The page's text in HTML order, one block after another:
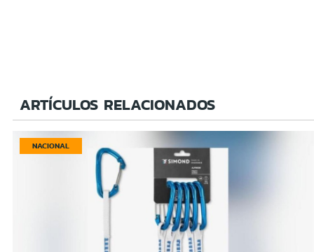
ARTÍCULOS RELACIONADOS
NACIONAL